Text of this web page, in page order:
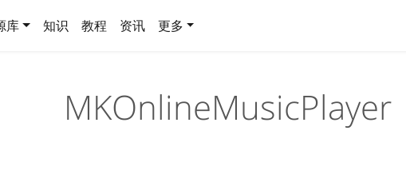
库 知识 教程 资讯 更多
MKOnlineMusicPlayer